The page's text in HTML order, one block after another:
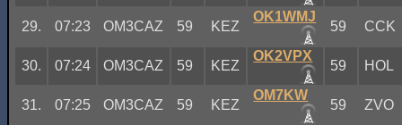
29. 07:23 OM3CAZ 59 KEZ
OK1WMJ
59 CCK
30. 07:24 OM3CAZ 59 KEZ
OK2VPX
59 HOL
31. 07:25 OM3CAZ 59 KEZ
OM7KW
59 ZVO